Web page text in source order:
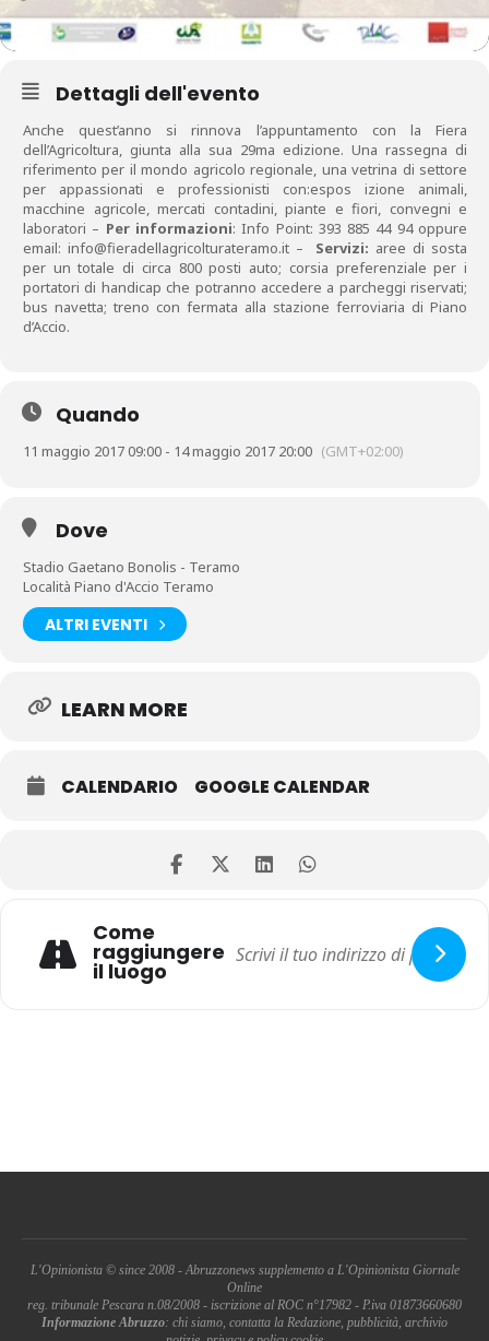
Dettagli dell'evento
Anche quest’anno si rinnova l’appuntamento con la Fiera
dell’Agricoltura, giunta alla sua 29ma edizione. Una rassegna di
riferimento per il mondo agricolo regionale, una vetrina di settore
per appassionati e professionisti con:espos izione animali,
macchine agricole, mercati contadini, piante e fiori, convegni e
laboratori – Per informazioni: Info Point: 393 885 44 94 oppure
email: info@fieradellagricolturateramo.it –
Servizi: aree di sosta
per un totale di circa 800 posti auto; corsia preferenziale per i
portatori di handicap che potranno accedere a parcheggi riservati;
bus navetta; treno con fermata alla stazione ferroviaria di Piano
d’Accio.
Quando
11 maggio 2017 09:00 - 14 maggio 2017 20:00 (GMT+02:00)
Dove
Stadio Gaetano Bonolis - Teramo
Località Piano d'Accio Teramo
ALTRI EVENTI
LEARN MORE
CALENDARIO GOOGLE CALENDAR
Come
raggiungere
il luogo
L'Opinionista © since 2008 - Abruzzonews supplemento a L'Opinionista Giornale
Online
reg. tribunale Pescara n.08/2008 - iscrizione al ROC n°17982 - P.iva 01873660680
Informazione Abruzzo: chi siamo, contatta la Redazione, pubblicità, archivio